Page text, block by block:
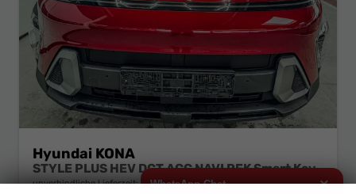
Hyundai KONA
STYLE PLUS HEV DCT ACC NAVI RFK Smart Key
unverbindliche Lieferzeit:10 Tage Neuwagen mit Tageszulassung
WhatsApp Chat ×